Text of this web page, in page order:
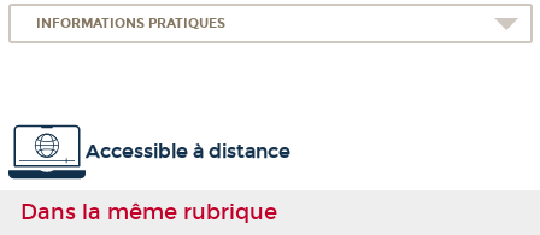
INFORMATIONS PRATIQUES
Accessible à distance
Dans la même rubrique